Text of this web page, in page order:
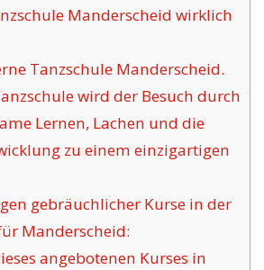
Manderscheid wirklich
Tanzschule Manderscheid.
wird der Besuch durch
Lernen, Lachen und die
zu einem einzigartigen
gebräuchlicher Kurse in der
Manderscheid:
angebotenen Kurses in